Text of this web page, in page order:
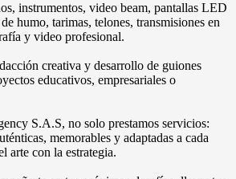
instrumentos, video beam, pantallas LED
humo, tarimas, telones, transmisiones en
y video profesional.
creativa y desarrollo de guiones
educativos, empresariales o
S.A.S, no solo prestamos servicios:
memorables y adaptadas a cada
arte con la estrategia.